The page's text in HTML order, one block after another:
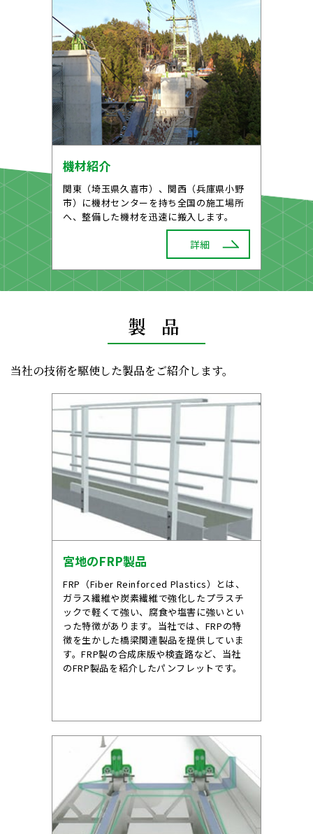
機材紹介
関東（埼玉県久喜市）、関西（兵庫県小野
市）に機材センターを持ち全国の施工場所
へ、整備した機材を迅速に搬入します。
詳細
製 品
当社の技術を駆使した製品をご紹介します。
宮地のFRP製品
FRP（Fiber Reinforced Plastics）とは、
ガラス繊維や炭素繊維で強化したプラスチ
ックで軽くて強い、腐食や塩害に強いとい
った特徴があります。当社では、FRPの特
徴を生かした橋梁関連製品を提供していま
す。FRP製の合成床版や検査路など、当社
のFRP製品を紹介したパンフレットです。